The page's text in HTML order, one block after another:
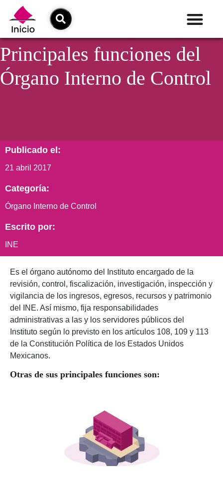
Principales funciones del
Órgano Interno de Control
Publicado el:
21 abril 2017
Categoría:
Órgano Interno de Control
Escrito por:
INE
Es el órgano autónomo del Instituto encargado de la
revisión, control, fiscalización, investigación, inspección y
vigilancia de los ingresos, egresos, recursos y patrimonio
del INE. Así mismo, fija responsabilidades
administrativas a las y los servidores públicos del
Instituto según lo previsto en los artículos 108, 109 y 113
de la Constitución Política de los Estados Unidos
Mexicanos.
Otras de sus principales funciones son: